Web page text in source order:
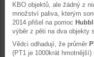
KBO objektů, ale žádný z
množství paliva, kterým
2014 přišel na pomoc
výběr z pěti na dva objekty
Vědci odhadují, že průměr
(PT1 je 1000krát